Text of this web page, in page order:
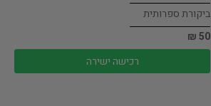
ביקורת ספרותית
50 ₪
רכישה ישירה